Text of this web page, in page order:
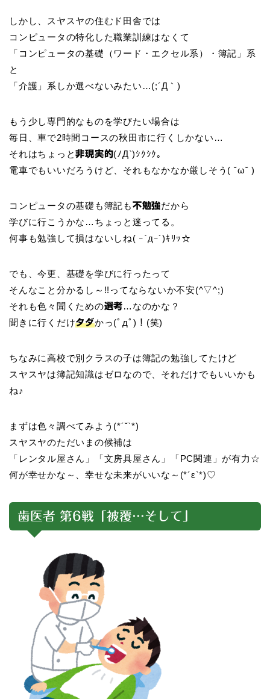
しかし、スヤスヤの住むド田舎では
コンピュータの特化した職業訓練はなくて
「コンピュータの基礎（ワード・エクセル系）・簿記」系
と
「介護」系しか選べないみたい…(;´Д｀)
もう少し専門的なものを学びたい場合は
毎日、車で2時間コースの秋田市に行くしかない…
それはちょっと非現実的(ﾉД`)ｼｸｼｸ。
電車でもいいだろうけど、それもなかなか厳しそう( ˘ω˘ )
コンピュータの基礎も簿記も 不勉強だから
学びに行こうかな…ちょっと迷ってる。
何事も勉強して損はないしね( ｰ`дｰ´)ｷﾘｯ☆
でも、今更、基礎を学びに行ったって
そんなこと分かるし～!!ってならないか不安(^▽^;)
それも色々聞くための選考 …なのかな？
聞きに行くだけタダかっ(ﾟдﾟ)！(笑)
ちなみに高校で別クラスの子は簿記の勉強してたけど
スヤスヤは簿記知識はゼロなので、それだけでもいいかも
ね♪
まずは色々調べてみよう(*´˘`*)
スヤスヤのただいまの候補は
「レンタル屋さん」「文房具屋さん」「PC関連」が有力☆
何が幸せかな～、幸せな未来がいいな～(*´ε`*)♡
歯医者 第6戦「被覆…そして」